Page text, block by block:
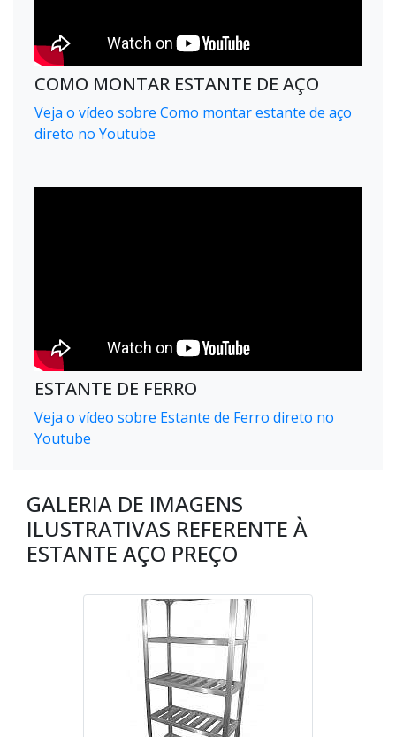
COMO MONTAR ESTANTE DE AÇO
Veja o vídeo sobre Como montar estante de aço
direto no Youtube
ESTANTE DE FERRO
Veja o vídeo sobre Estante de Ferro direto no
Youtube
GALERIA DE IMAGENS
ILUSTRATIVAS REFERENTE À
ESTANTE AÇO PREÇO